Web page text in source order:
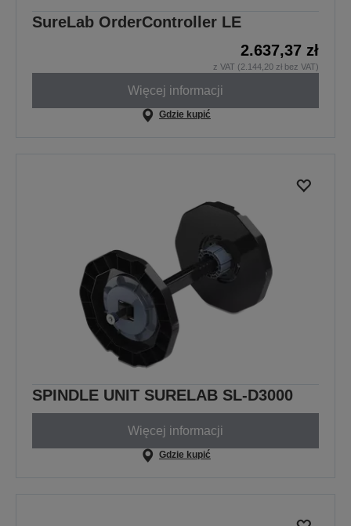
SureLab OrderController LE
2.637,37 zł
z VAT (2.144,20 zł bez VAT)
Więcej informacji
Gdzie kupić
SPINDLE UNIT SURELAB SL-D3000
Więcej informacji
Gdzie kupić